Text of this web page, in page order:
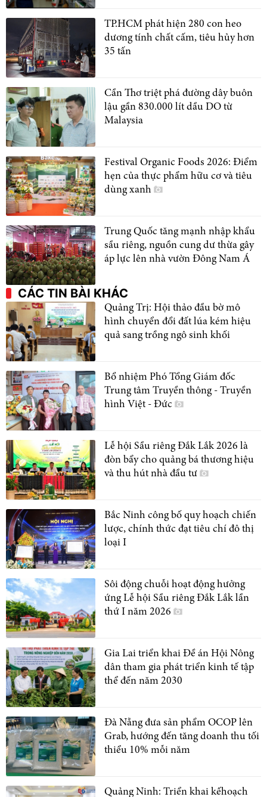
TP.HCM phát hiện 280 con heo
dương tính chất cấm, tiêu hủy hơn
35 tấn
Cần Thơ triệt phá đường dây buôn
lậu gần 830.000 lít dầu DO từ
Malaysia
Festival Organic Foods 2026: Điểm
hẹn của thực phẩm hữu cơ và tiêu
dùng xanh
Trung Quốc tăng mạnh nhập khẩu
sầu riêng, nguồn cung dư thừa gây
áp lực lên nhà vườn Đông Nam Á
CÁC TIN BÀI KHÁC
Quảng Trị: Hội thảo đầu bờ mô
hình chuyển đổi đất lúa kém hiệu
quả sang trồng ngô sinh khối
Bổ nhiệm Phó Tổng Giám đốc
Trung tâm Truyền thông - Truyền
hình Việt - Đức
Lễ hội Sầu riêng Đắk Lắk 2026 là
đòn bẩy cho quảng bá thương hiệu
và thu hút nhà đầu tư
Bắc Ninh công bố quy hoạch chiến
lược, chính thức đạt tiêu chí đô thị
loại I
Sôi động chuỗi hoạt động hưởng
ứng Lễ hội Sầu riêng Đắk Lắk lần
thứ I năm 2026
Gia Lai triển khai Đề án Hội Nông
dân tham gia phát triển kinh tế tập
thể đến năm 2030
Đà Nẵng đưa sản phẩm OCOP lên
Grab, hướng đến tăng doanh thu tối
thiểu 10% mỗi năm
Quảng Ninh: Triển khai kếhoạch